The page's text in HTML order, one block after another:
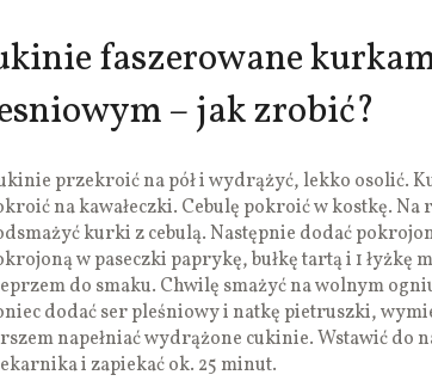
faszerowane
– jak zrobić?
przekroić na pół i wydrążyć, lekko osolić.
na kawałeczki. Cebulę pokroić w kostkę.
kurki z cebulą. Następnie dodać
w paseczki paprykę, bułkę tartą i 1 łyżkę
do smaku. Chwilę smażyć na wolnym
dodać ser pleśniowy i natkę pietruszki,
napełniać wydrążone cukinie. Wstawić do
i zapiekać ok. 25 minut.